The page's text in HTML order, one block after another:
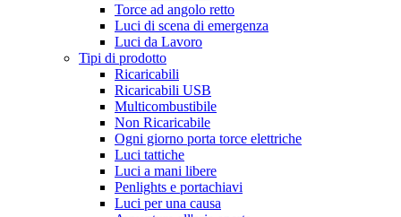
Torce ad angolo retto
Luci di scena di emergenza
Luci da Lavoro
Tipi di prodotto
Ricaricabili
Ricaricabili USB
Multicombustibile
Non Ricaricabile
Ogni giorno porta torce elettriche
Luci tattiche
Luci a mani libere
Penlights e portachiavi
Luci per una causa